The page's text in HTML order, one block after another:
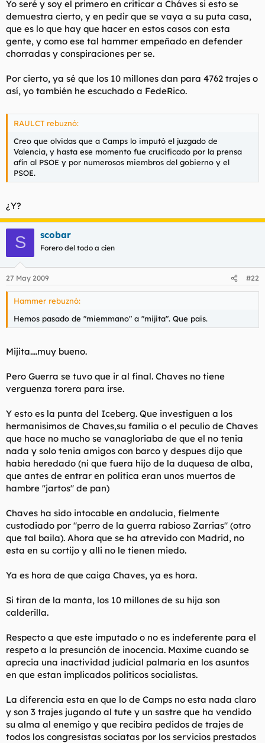
Yo seré y soy el primero en criticar a Cháves si esto se
demuestra cierto, y en pedir que se vaya a su puta casa,
que es lo que hay que hacer en estos casos con esta
gente, y como ese tal hammer empeñado en defender
chorradas y conspiraciones per se.
Por cierto, ya sé que los 10 millones dan para 4762 trajes o
así, yo también he escuchado a FedeRico.
RAULCT rebuznó:
Creo que olvidas que a Camps lo imputó el juzgado de
Valencia, y hasta ese momento fue crucificado por la prensa
afín al PSOE y por numerosos miembros del gobierno y el
PSOE.
¿Y?
S scobar
Forero del todo a cien
27 May 2009 #22
Hammer rebuznó:
Hemos pasado de "miemmano" a "mijita". Que pais.
Mijita....muy bueno.
Pero Guerra se tuvo que ir al final. Chaves no tiene
verguenza torera para irse.
Y esto es la punta del Iceberg. Que investiguen a los
hermanisimos de Chaves,su familia o el peculio de Chaves
que hace no mucho se vanagloriaba de que el no tenia
nada y solo tenia amigos con barco y despues dijo que
habia heredado (ni que fuera hijo de la duquesa de alba,
que antes de entrar en politica eran unos muertos de
hambre "jartos" de pan)
Chaves ha sido intocable en andalucia, fielmente
custodiado por "perro de la guerra rabioso Zarrias" (otro
que tal baila). Ahora que se ha atrevido con Madrid, no
esta en su cortijo y alli no le tienen miedo.
Ya es hora de que caiga Chaves, ya es hora.
Si tiran de la manta, los 10 millones de su hija son
calderilla.
Respecto a que este imputado o no es indeferente para el
respeto a la presunción de inocencia. Maxime cuando se
aprecia una inactividad judicial palmaria en los asuntos
en que estan implicados politicos socialistas.
La diferencia esta en que lo de Camps no esta nada claro
y son 3 trajes jugando al tute y un sastre que ha vendido
su alma al enemigo y que recibira pedidos de trajes de
todos los congresistas sociatas por los servicios prestados